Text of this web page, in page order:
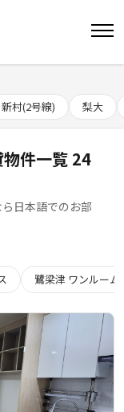
新村(2号線) 梨大
物件一覧 24
日本語でのお部
鷺梁津 ワンルーム